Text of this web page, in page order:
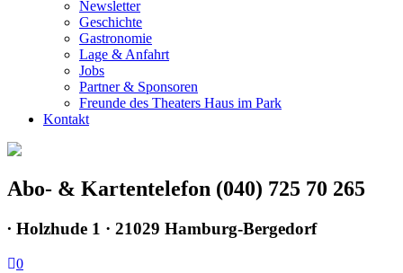
Newsletter
Geschichte
Gastronomie
Lage & Anfahrt
Jobs
Partner & Sponsoren
Freunde des Theaters Haus im Park
Kontakt
Abo- & Kartentelefon (040) 725 70 265
∙ Holzhude 1 · 21029 Hamburg-Bergedorf
0